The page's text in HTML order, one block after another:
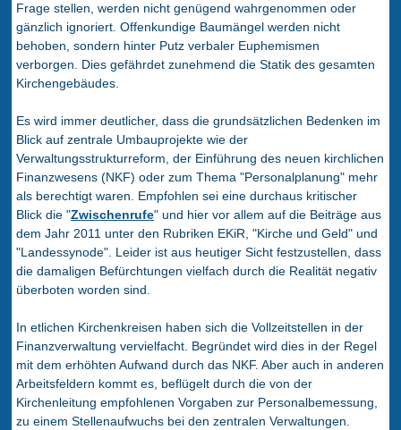
Frage stellen, werden nicht genügend wahrgenommen oder
gänzlich ignoriert. Offenkundige Baumängel werden nicht
behoben, sondern hinter Putz verbaler Euphemismen
verborgen. Dies gefährdet zunehmend die Statik des gesamten
Kirchengebäudes.
Es wird immer deutlicher, dass die grundsätzlichen Bedenken im
Blick auf zentrale Umbauprojekte wie der
Verwaltungsstrukturreform, der Einführung des neuen kirchlichen
Finanzwesens (NKF) oder zum Thema "Personalplanung" mehr
als berechtigt waren. Empfohlen sei eine durchaus kritischer
Blick die "Zwischenrufe" und hier vor allem auf die Beiträge aus
dem Jahr 2011 unter den Rubriken EKiR, "Kirche und Geld" und
"Landessynode". Leider ist aus heutiger Sicht festzustellen, dass
die damaligen Befürchtungen vielfach durch die Realität negativ
überboten worden sind.
In etlichen Kirchenkreisen haben sich die Vollzeitstellen in der
Finanzverwaltung vervielfacht. Begründet wird dies in der Regel
mit dem erhöhten Aufwand durch das NKF. Aber auch in anderen
Arbeitsfeldern kommt es, beflügelt durch die von der
Kirchenleitung empfohlenen Vorgaben zur Personalbemessung,
zu einem Stellenaufwuchs bei den zentralen Verwaltungen.